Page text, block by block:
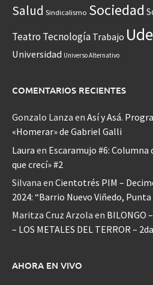
Salud Sindicalismo Sociedad
Teatro Tecnología Trabajo
Universidad Universo Alternativo
COMENTARIOS RECIENTES
Gonzalo Lanza en Así y Asá.
«Homerar» de Gabriel Galli
Laura en Escaramujo #6:
que crecí» #2
Silvana en Cientotrés PIM –
2024: “Barrio Nuevo Viñedo, Punta
Maritza Cruz Arzola en BILONGO
– LOS METALES DEL TERROR –
AHORA EN VIVO